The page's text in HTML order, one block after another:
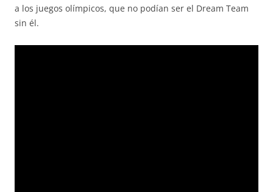
a los juegos olímpicos, que no podían ser el Dream Team
sin él.